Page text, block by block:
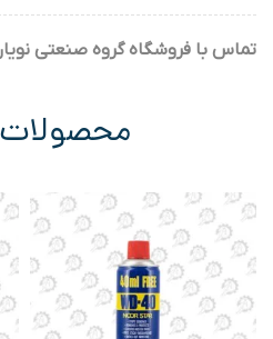
تماس با فروشگاه گروه صنعتی
محصولات